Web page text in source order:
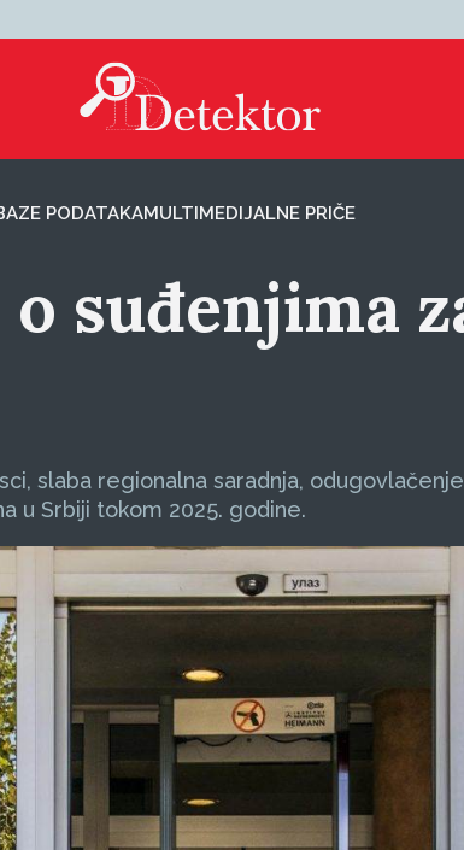
PODATAKAMULTIMEDIJALNE PRIČE
suđenjima
slaba regionalna saradnja,
u Srbiji tokom 2025. godine.